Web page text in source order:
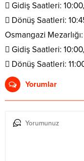
 Gidiş Saatleri:
 Dönüş Saatleri:
Osmangazi Mezarlığı:
 Gidiş Saatleri:
 Dönüş Saatleri:
Yorumlar